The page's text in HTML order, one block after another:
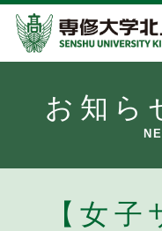
お知ら
【女子